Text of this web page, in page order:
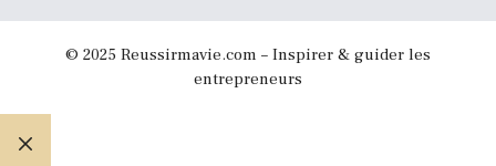
© 2025 Reussirmavie.com – Inspirer & guider les
entrepreneurs